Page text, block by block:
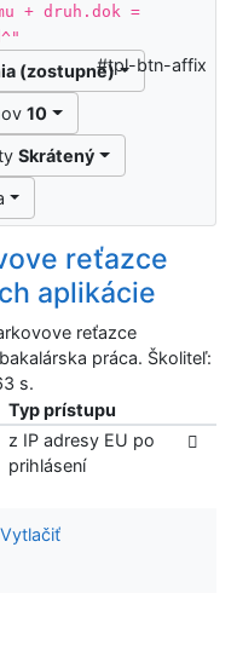
+ druh.dok =
(zostupne)
10
Skrátený
#tpl-btn-affix
reťazce
aplikácie
reťazce
práca. Školiteľ:
s.
Typ prístupu
z IP adresy EU po
prihlásení
Vytlačiť